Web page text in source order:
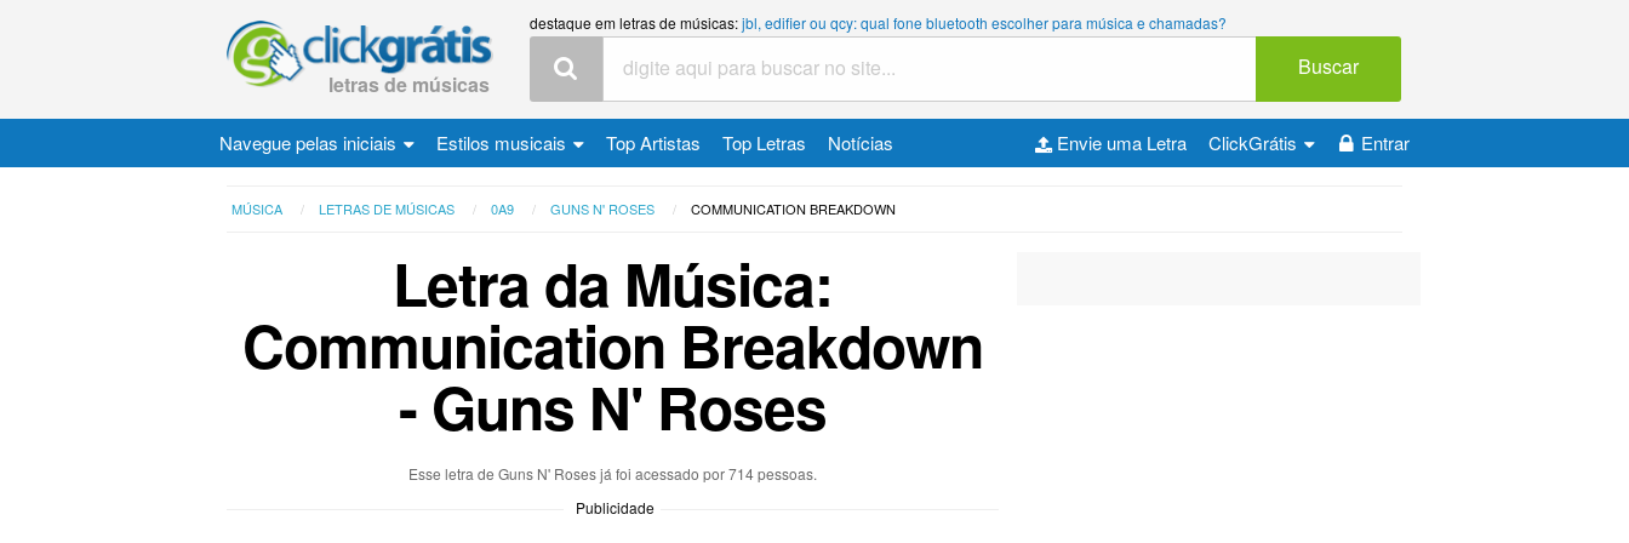
letras de músicas
destaque em letras de músicas:jbl, edifier ou qcy: qual fone bluetooth escolher para música e chamadas?
Buscar
Navegue pelas iniciais Estilos musicais Top Artistas Top Letras Notícias Entrar
ClickGrátis
Envie uma Letra
MÚSICA LETRAS DE MÚSICAS 0A9 GUNS N' ROSES COMMUNICATION BREAKDOWN
Letra da Música:
Communication Breakdown
- Guns N' Roses
Esse letra de Guns N' Roses já foi acessado por 714 pessoas.
Publicidade